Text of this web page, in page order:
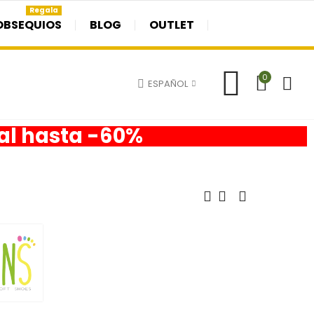
Regala
BLOG OUTLET
ESPAÑOL 0
hasta -60%